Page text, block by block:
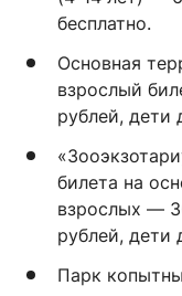
бесплатно.
Основная
взрослый
рублей, дети
билета на
взрослых —
рублей, дети
Парк